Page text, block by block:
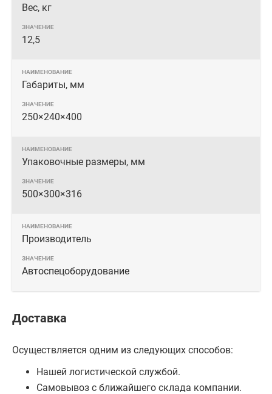
Вес, кг
12,5
Габариты, мм
250× 240× 400
Упаковочные размеры, мм
500× 300× 316
Производитель
Автоспецоборудование
Доставка
Осуществляется одним из следующих способов:
Нашей логистической службой.
Самовывоз с ближайшего склада компании.